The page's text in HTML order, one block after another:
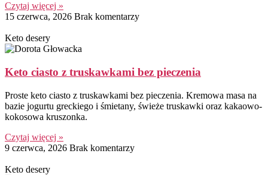
Czytaj więcej »
15 czerwca, 2026 Brak komentarzy
Keto desery
Keto ciasto z truskawkami bez pieczenia
Proste keto ciasto z truskawkami bez pieczenia. Kremowa masa na
bazie jogurtu greckiego i śmietany, świeże truskawki oraz kakaowo-
kokosowa kruszonka.
Czytaj więcej »
9 czerwca, 2026 Brak komentarzy
Keto desery